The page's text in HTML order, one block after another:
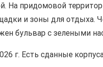
На придомовой
и зоны для отдыха.
бульвар с зелеными
г. Есть сданные